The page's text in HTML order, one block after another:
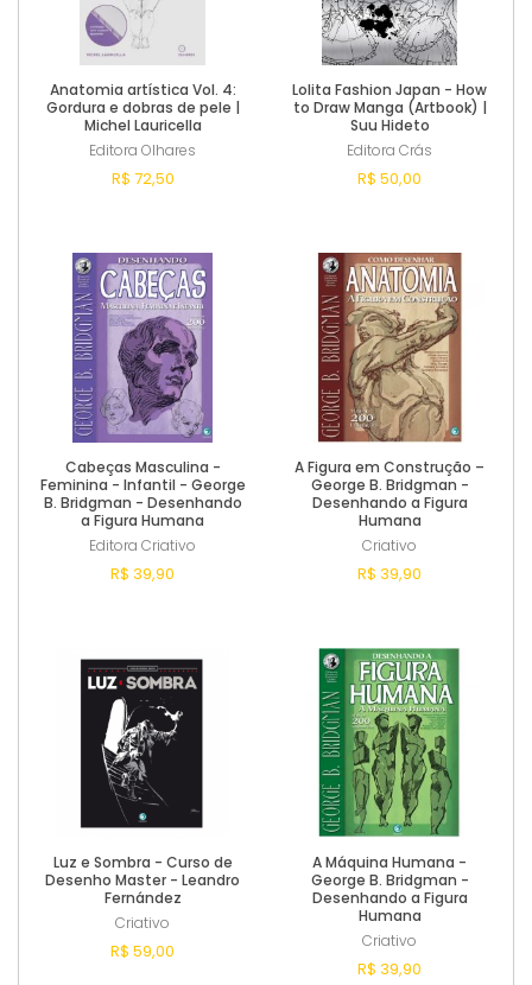
Anatomia artística Vol. 4:
Gordura e dobras de pele |
Michel Lauricella
Editora Olhares
R$ 72,50
Lolita Fashion Japan - How
to Draw Manga (Artbook) |
Suu Hideto
Editora Crás
R$ 50,00
Cabeças Masculina -
Feminina - Infantil - George
B. Bridgman - Desenhando
a Figura Humana
Editora Criativo
R$ 39,90
A Figura em Construção –
George B. Bridgman -
Desenhando a Figura
Humana
Criativo
R$ 39,90
Luz e Sombra - Curso de
Desenho Master - Leandro
Fernández
Criativo
R$ 59,00
A Máquina Humana -
George B. Bridgman -
Desenhando a Figura
Humana
Criativo
R$ 39,90